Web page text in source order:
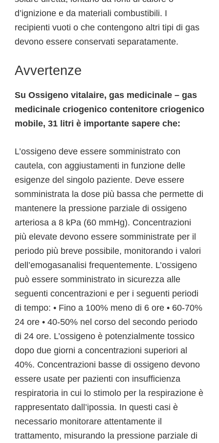
d’ignizione e da materiali combustibili. I
recipienti vuoti o che contengono altri tipi di gas
devono essere conservati separatamente.
Avvertenze
Su Ossigeno vitalaire, gas medicinale – gas
medicinale criogenico contenitore criogenico
mobile, 31 litri è importante sapere che:
L’ossigeno deve essere somministrato con
cautela, con aggiustamenti in funzione delle
esigenze del singolo paziente. Deve essere
somministrata la dose più bassa che permette di
mantenere la pressione parziale di ossigeno
arteriosa a 8 kPa (60 mmHg). Concentrazioni
più elevate devono essere somministrate per il
periodo più breve possibile, monitorando i valori
dell’emogasanalisi frequentemente. L’ossigeno
può essere somministrato in sicurezza alle
seguenti concentrazioni e per i seguenti periodi
di tempo: • Fino a 100% meno di 6 ore • 60-70%
24 ore • 40-50% nel corso del secondo periodo
di 24 ore. L’ossigeno è potenzialmente tossico
dopo due giorni a concentrazioni superiori al
40%. Concentrazioni basse di ossigeno devono
essere usate per pazienti con insufficienza
respiratoria in cui lo stimolo per la respirazione è
rappresentato dall’ipossia. In questi casi è
necessario monitorare attentamente il
trattamento, misurando la pressione parziale di